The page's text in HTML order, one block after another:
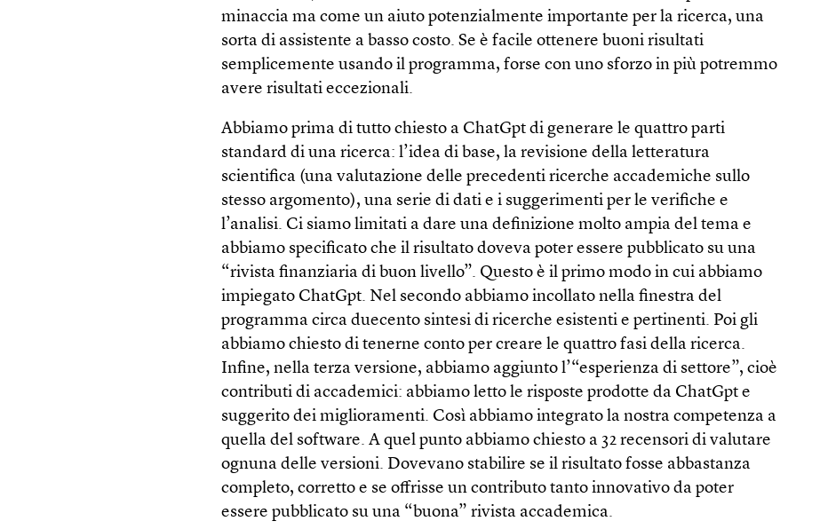
minaccia ma come un aiuto potenzialmente importante per la ricerca, una
sorta di assistente a basso costo. Se è facile ottenere buoni risultati
semplicemente usando il programma, forse con uno sforzo in più potremmo
avere risultati eccezionali.
Abbiamo prima di tutto chiesto a ChatGpt di generare le quattro parti
standard di una ricerca: l’idea di base, la revisione della letteratura
scientifica (una valutazione delle precedenti ricerche accademiche sullo
stesso argomento), una serie di dati e i suggerimenti per le verifiche e
l’analisi. Ci siamo limitati a dare una definizione molto ampia del tema e
abbiamo specificato che il risultato doveva poter essere pubblicato su una
“rivista finanziaria di buon livello”. Questo è il primo modo in cui abbiamo
impiegato ChatGpt. Nel secondo abbiamo incollato nella finestra del
programma circa duecento sintesi di ricerche esistenti e pertinenti. Poi gli
abbiamo chiesto di tenerne conto per creare le quattro fasi della ricerca.
Infine, nella terza versione, abbiamo aggiunto l’“esperienza di settore”, cioè
contributi di accademici: abbiamo letto le risposte prodotte da ChatGpt e
suggerito dei miglioramenti. Così abbiamo integrato la nostra competenza a
quella del software. A quel punto abbiamo chiesto a 32 recensori di valutare
ognuna delle versioni. Dovevano stabilire se il risultato fosse abbastanza
completo, corretto e se offrisse un contributo tanto innovativo da poter
essere pubblicato su una “buona” rivista accademica.